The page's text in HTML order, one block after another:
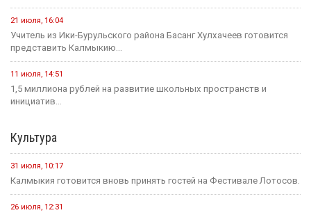
21 июля, 16:04
Учитель из Ики-Бурульского района Басанг Хулхачеев готовится
представить Калмыкию...
11 июля, 14:51
1,5 миллиона рублей на развитие школьных пространств и
инициатив...
Культура
31 июля, 10:17
Калмыкия готовится вновь принять гостей на Фестивале Лотосов.
26 июля, 12:31